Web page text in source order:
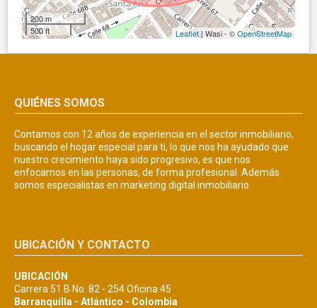
200 m
500 ft
Leaflet| Wasi - ©OpenStreetMap
QUIÉNES SOMOS
Contamos con 12 años de experiencia en el sector inmobiliario,
buscando el hogar especial para ti, lo que nos ha ayudado que
nuestro crecimiento haya sido progresivo, es que nos
enfocamos en las personas, de forma profesional. Además
somos especialistas en marketing digital inmobiliario.
UBICACIÓN Y CONTACTO
UBICACIÓN
Carrera 51 B No. 82 - 254 Oficina 45
Barranquilla - Atlántico - Colombia